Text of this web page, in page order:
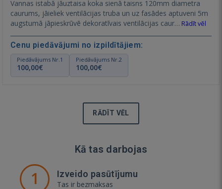
Vannas istabā jāuztaisa koka sienā taisns 120mm diametra
caurums, jāieliek ventilācijas truba un uz fasādes aptuveni 5m
augstumā jāpieskrūvē dekoratīvais ventilācijas caur… Rādīt vēl
Cenu piedāvājumi no izpildītājiem:
Piedāvājums Nr.1
100,00€
Piedāvājums Nr.2
100,00€
RĀDĪT VĒL
Kā tas darbojas
1 Izveido pasūtījumu
Tas ir bezmaksas